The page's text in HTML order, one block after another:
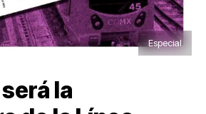
Especial
la